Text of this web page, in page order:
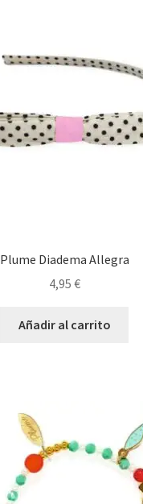
Plume Diadema Allegra
4,95 €
Añadir al carrito